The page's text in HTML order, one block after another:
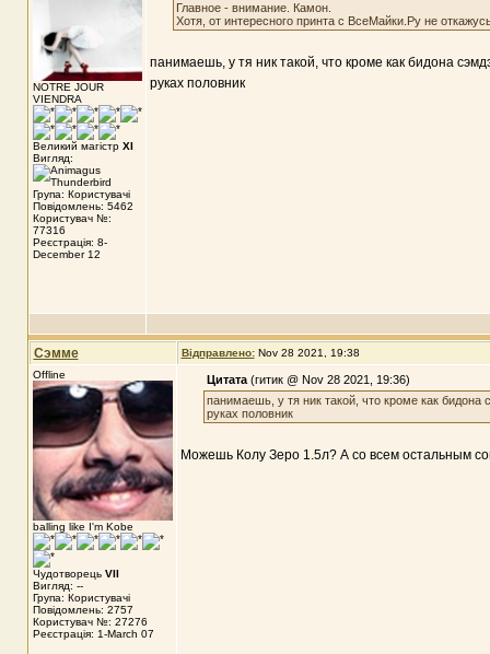
NOTRE JOUR
VIENDRA
Великий магістр XI
Вигляд:
Група: Користувачі
Повідомлень: 5462
Користувач №:
77316
Реєстрація: 8-
December 12
Главное - внимание. Камон.
Хотя, от интересного принта с ВсеМайки.Ру не
панимаешь, у тя ник такой, что кроме как бидона
руках половник
Сэмме Відправлено: Nov 28 2021, 19:38
Offline
balling like I'm Kobe
Чудотворець VII
Вигляд: --
Група: Користувачі
Повідомлень: 2757
Користувач №: 27276
Реєстрація: 1-March 07
Цитата(гитик @ Nov 28 2021, 19:36)
панимаешь, у тя ник такой, что кроме как
руках половник
Можешь Колу Зеро 1.5л? А со всем остальным